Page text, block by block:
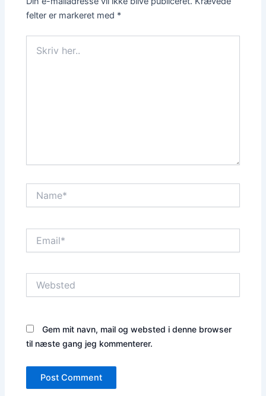
felter er markeret med *
her..
Gem mit navn, mail og websted i denne browser
til næste gang jeg kommenterer.